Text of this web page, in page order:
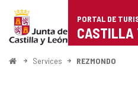
Portal
de
Turismo
PORTAL DE
CASTILLA
<
Services REZMONDO